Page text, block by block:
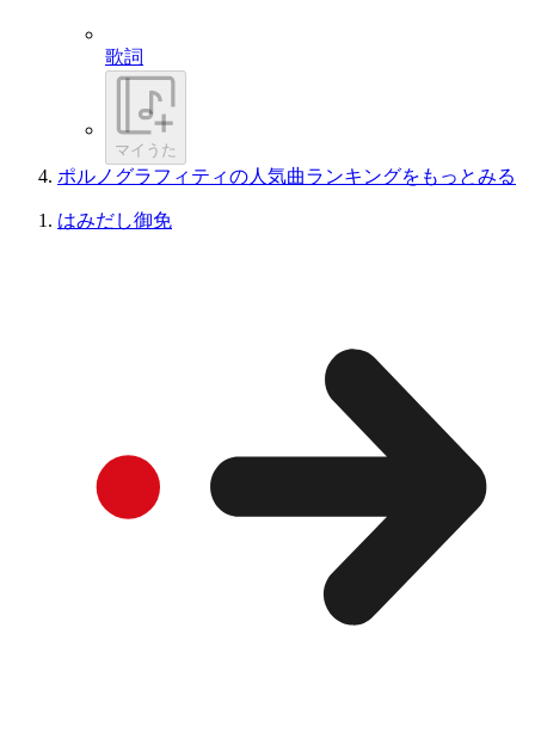
歌詞
マイうた
ポルノグラフィティの人気曲ランキングをもっとみる
はみだし御免